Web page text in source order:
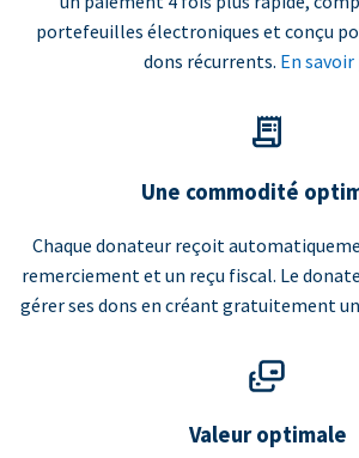
portefeuilles électroniques et conçu
dons récurrents. En savoir
Une commodité
Chaque donateur reçoit
remerciement et un reçu fiscal. Le
gérer ses dons en créant gratuitement un
Valeur optimale